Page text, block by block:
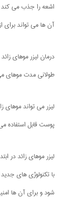
اشعه را جذب می کند و
آن ها می تواند برای
درمان لیزر موهای
طولانی مدت موهای
لیزر می تواند
پوست قابل استفاده
لیزر موهای زائد در
با تکنولوژی های
شود و برای آن ها